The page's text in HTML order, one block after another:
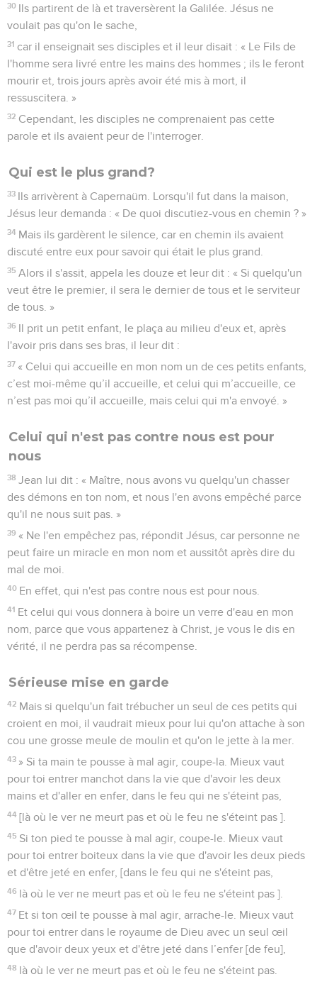
30 Ils partirent de là et traversèrent la Galilée. Jésus ne
voulait pas qu'on le sache,
31 car il enseignait ses disciples et il leur disait : « Le Fils de
l'homme sera livré entre les mains des hommes ; ils le feront
mourir et, trois jours après avoir été mis à mort, il
ressuscitera. »
32 Cependant, les disciples ne comprenaient pas cette
parole et ils avaient peur de l'interroger.
Qui est le plus grand?
33 Ils arrivèrent à Capernaüm. Lorsqu'il fut dans la maison,
Jésus leur demanda : « De quoi discutiez-vous en chemin ? »
34 Mais ils gardèrent le silence, car en chemin ils avaient
discuté entre eux pour savoir qui était le plus grand.
35 Alors il s'assit, appela les douze et leur dit : « Si quelqu'un
veut être le premier, il sera le dernier de tous et le serviteur
de tous. »
36 Il prit un petit enfant, le plaça au milieu d'eux et, après
l'avoir pris dans ses bras, il leur dit :
37 « Celui qui accueille en mon nom un de ces petits enfants,
c’est moi-même qu’il accueille, et celui qui m’accueille, ce
n’est pas moi qu’il accueille, mais celui qui m'a envoyé. »
Celui qui n'est pas contre nous est pour
nous
38 Jean lui dit : « Maître, nous avons vu quelqu'un chasser
des démons en ton nom, et nous l'en avons empêché parce
qu'il ne nous suit pas. »
39 « Ne l'en empêchez pas, répondit Jésus, car personne ne
peut faire un miracle en mon nom et aussitôt après dire du
mal de moi.
40 En effet, qui n'est pas contre nous est pour nous.
41 Et celui qui vous donnera à boire un verre d'eau en mon
nom, parce que vous appartenez à Christ, je vous le dis en
vérité, il ne perdra pas sa récompense.
Sérieuse mise en garde
42 Mais si quelqu'un fait trébucher un seul de ces petits qui
croient en moi, il vaudrait mieux pour lui qu'on attache à son
cou une grosse meule de moulin et qu'on le jette à la mer.
43 » Si ta main te pousse à mal agir, coupe-la. Mieux vaut
pour toi entrer manchot dans la vie que d'avoir les deux
mains et d'aller en enfer, dans le feu qui ne s'éteint pas,
44 [là où le ver ne meurt pas et où le feu ne s'éteint pas ].
45 Si ton pied te pousse à mal agir, coupe-le. Mieux vaut
pour toi entrer boiteux dans la vie que d'avoir les deux pieds
et d'être jeté en enfer, [dans le feu qui ne s'éteint pas,
46 là où le ver ne meurt pas et où le feu ne s'éteint pas ].
47 Et si ton œil te pousse à mal agir, arrache-le. Mieux vaut
pour toi entrer dans le royaume de Dieu avec un seul œil
que d'avoir deux yeux et d'être jeté dans l’enfer [de feu],
48 là où le ver ne meurt pas et où le feu ne s'éteint pas.